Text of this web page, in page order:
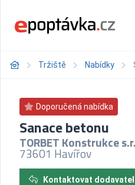
Tržiště Nabídky
Doporučená nabídka
Sanace betonu
TORBET Konstrukce
73601 Havířov
Kontaktovat